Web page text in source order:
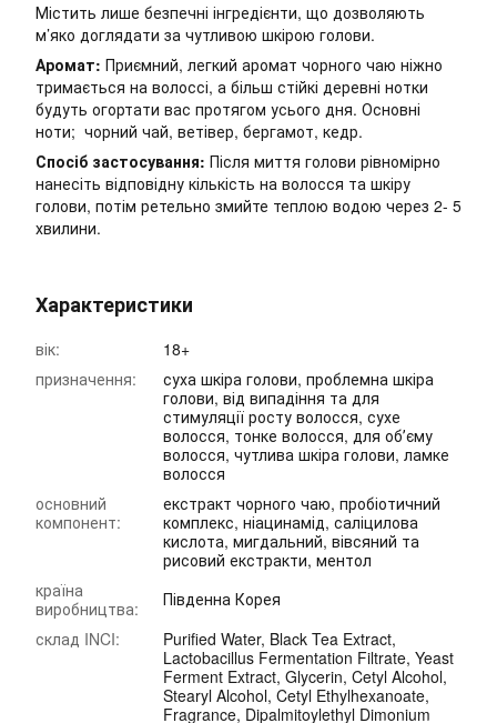
Містить лише безпечні інгредієнти, що дозволяють
м’яко доглядати за чутливою шкірою голови.
Аромат: Приємний, легкий аромат чорного чаю ніжно
тримається на волоссі, а більш стійкі деревні нотки
будуть огортати вас протягом усього дня. Основні
ноти; чорний чай, ветівер, бергамот, кедр.
Спосіб застосування: Після миття голови рівномірно
нанесіть відповідну кількість на волосся та шкіру
голови, потім ретельно змийте теплою водою через 2- 5
хвилини.
Характеристики
вік:
18+
призначення:
суха шкіра голови, проблемна шкіра
голови, від випадіння та для
стимуляції росту волосся, сухе
волосся, тонке волосся, для обʼєму
волосся, чутлива шкіра голови, ламке
волосся
основний
компонент:
екстракт чорного чаю, пробіотичний
комплекс, ніацинамід, саліцилова
кислота, мигдальний, вівсяний та
рисовий екстракти, ментол
країна
виробництва:
Південна Корея
склад INCI:
Purified Water, Black Tea Extract,
Lactobacillus Fermentation Filtrate, Yeast
Ferment Extract, Glycerin, Cetyl Alcohol,
Stearyl Alcohol, Cetyl Ethylhexanoate,
Fragrance, Dipalmitoylethyl Dimonium